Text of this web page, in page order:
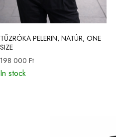
TŰZRÓKA PELERIN, NATÚR, ONE
SIZE
198 000 Ft
In stock